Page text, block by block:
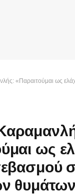
ως ελάχιστη ένδειξη
ως